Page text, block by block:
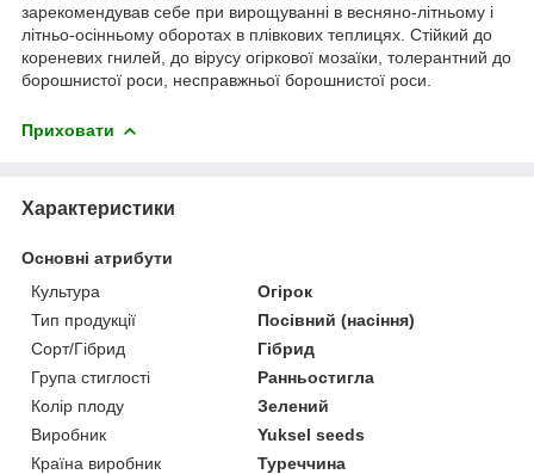
зарекомендував себе при вирощуванні в весняно-літньому і
літньо-осінньому оборотах в плівкових теплицях. Стійкий до
кореневих гнилей, до вірусу огіркової мозаїки, толерантний до
борошнистої роси, несправжньої борошнистої роси.
Приховати
Характеристики
Основні атрибути
Культура
Огірок
Тип продукції
Посівний (насіння)
Сорт/Гібрид
Гібрид
Група стиглості
Ранньостигла
Колір плоду
Зелений
Виробник
Yuksel seeds
Країна виробник
Туреччина